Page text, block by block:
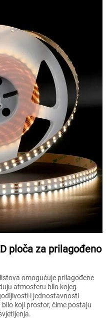
ploča za prilagođeno
omogućuje prilagođene
atmosferu bilo kojeg
i jednostavnosti
koji prostor, čime postaju